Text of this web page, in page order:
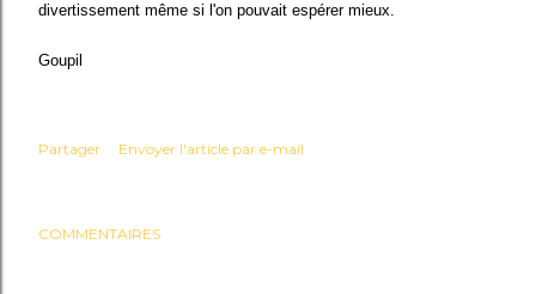
divertissement même si l'on pouvait espérer mieux.
Goupil
Partager Envoyer l'article par e-mail
COMMENTAIRES